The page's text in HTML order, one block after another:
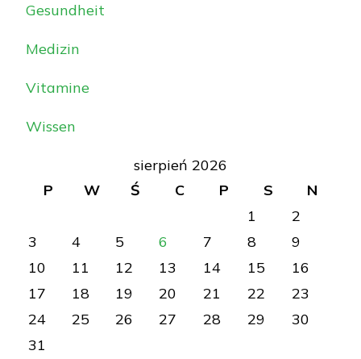
Gesundheit
Medizin
Vitamine
Wissen
sierpień 2026
P
W Ś C P S
N
1
2
3
4 5 6 7 8
9
10
11 12 13 14 15
16
17
18 19 20 21 22
23
24
25 26 27 28 29
30
31